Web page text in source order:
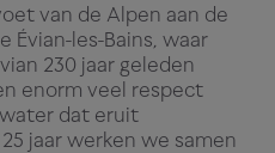
van de Alpen aan de
Évian-les-Bains, waar
230 jaar geleden
enorm veel respect
dat eruit
jaar werken we samen